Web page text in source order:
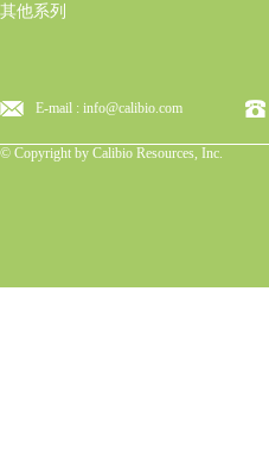
其他系列
E-mail : info@calibio.com
© Copyright by Calibio Resources, Inc.